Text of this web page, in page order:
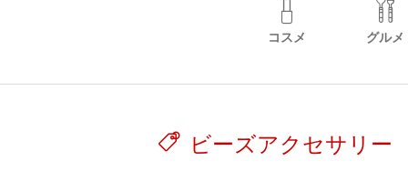
コスメ グルメ
ビーズアクセサリー